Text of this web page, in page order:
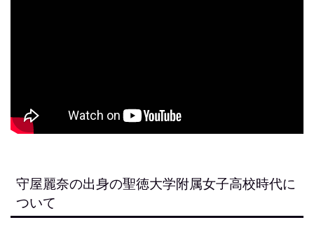
守屋麗奈の出身の聖徳大学附属女子高校時代に
ついて